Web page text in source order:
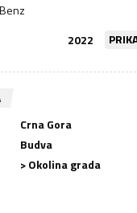
2022
Crna Gora
Budva
> Okolina grada